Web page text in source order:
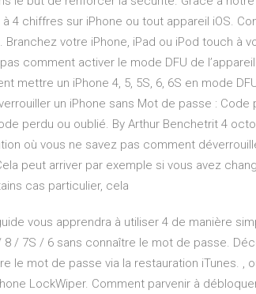
4 chiffres sur iPhone ou tout appareil iOS.
Branchez votre iPhone, iPad ou iPod touch à
comment activer le mode DFU de
mettre un iPhone 4, 5, 5S, 6, 6S en mode
un iPhone sans Mot de passe :
perdu ou oublié. By Arthur Benchetrit 4
où vous ne savez pas comment
peut arriver par exemple si vous avez
cas particulier, cela
vous apprendra à utiliser 4 de manière
8 / 7S / 6 sans connaître le mot de passe.
le mot de passe via la restauration iTunes. ,
LockWiper. Comment parvenir à